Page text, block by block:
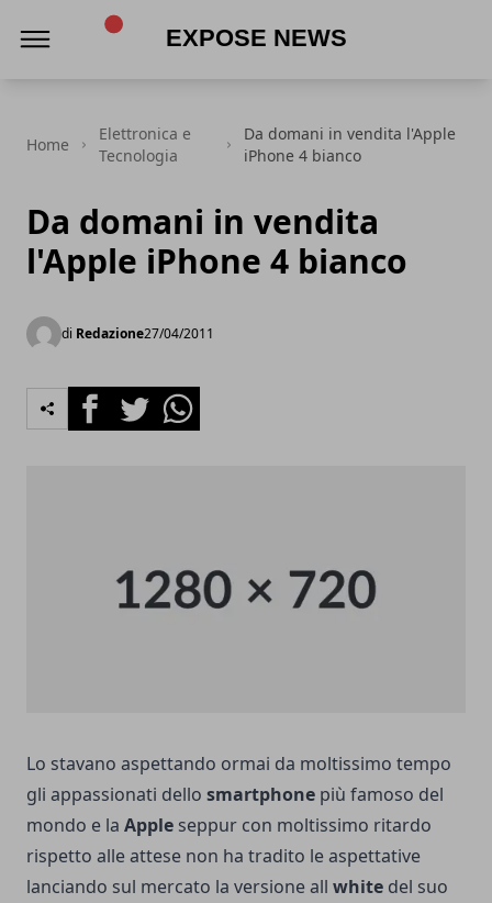
Home
Elettronica e
Tecnologia
Da domani in vendita l'Apple
iPhone 4 bianco
Da domani in vendita
l'Apple iPhone 4 bianco
di Redazione27/04/2011
FacebookTwitterWhatsapp
Lo stavano aspettando ormai da moltissimo tempo
gli appassionati dello smartphone più famoso del
mondo e la Apple seppur con moltissimo ritardo
rispetto alle attese non ha tradito le aspettative
lanciando sul mercato la versione all white del suo